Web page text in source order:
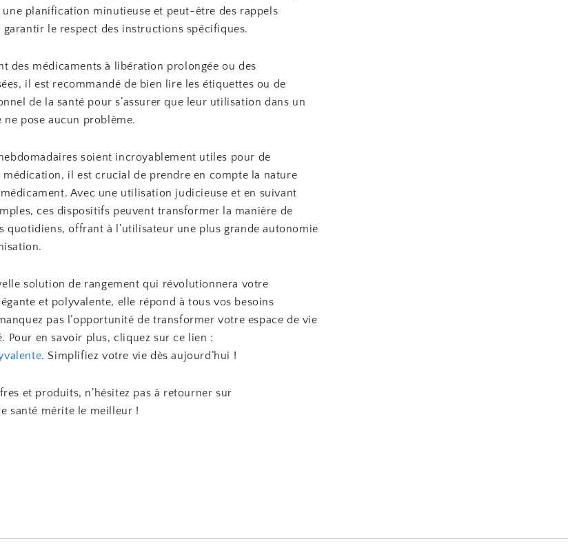
planification minutieuse et peut-être des rappels
le respect des instructions spécifiques.
des médicaments à libération prolongée ou des
il est recommandé de bien lire les étiquettes ou de
de la santé pour s’assurer que leur utilisation dans un
pose aucun problème.
soient incroyablement utiles pour de
médication, il est crucial de prendre en compte la nature
Avec une utilisation judicieuse et en suivant
ces dispositifs peuvent transformer la manière de
quotidiens, offrant à l’utilisateur une plus grande autonomie
solution de rangement qui révolutionnera votre
et polyvalente, elle répond à tous vos besoins
pas l’opportunité de transformer votre espace de vie
Pour en savoir plus, cliquez sur ce lien :
. Simplifiez votre vie dès aujourd’hui !
et produits, n’hésitez pas à retourner sur
santé mérite le meilleur !